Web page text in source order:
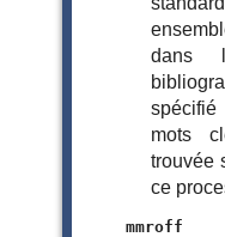
dans
spécifié
mots
trouvée
ce
mmroff